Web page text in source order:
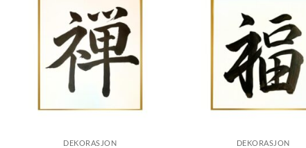
Legg til i
ønskeliste
DEKORASJON DEKORASJON